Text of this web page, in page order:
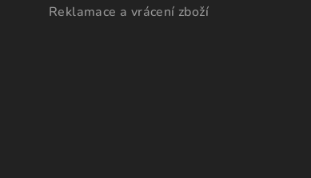
Reklamace a vrácení zboží